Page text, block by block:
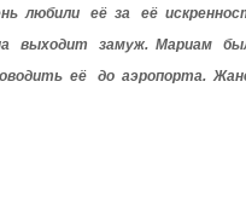
любили её за её
выходит замуж. Мариам
её до аэропорта.